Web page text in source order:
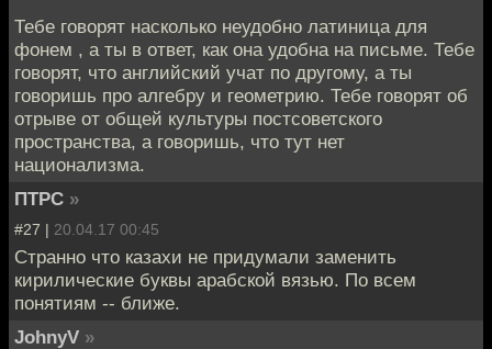
Тебе говорят насколько неудобно латиница для
фонем , а ты в ответ, как она удобна на письме. Тебе
говорят, что английский учат по другому, а ты
говоришь про алгебру и геометрию. Тебе говорят об
отрыве от общей культуры постсоветского
пространства, а говоришь, что тут нет
национализма.
ПТРС »
#27 | 20.04.17 00:45
Странно что казахи не придумали заменить
кирилические буквы арабской вязью. По всем
понятиям -- ближе.
JohnyV »